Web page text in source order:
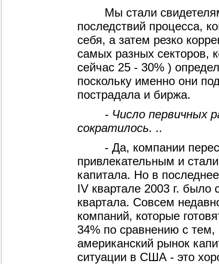
Мы стали
последствий процесса,
себя, а затем резко
самых разных секторов,
сейчас 25 - 30% )
поскольку именно они
пострадала и биржа.
- Число первичных
сократилось. ..
- Да, компании
привлекательным и
капитала. Но в
IV квартале 2003 г. было
квартала. Совсем
компаний, которые
34% по сравнению с тем,
американский рынок
ситуации в США - это